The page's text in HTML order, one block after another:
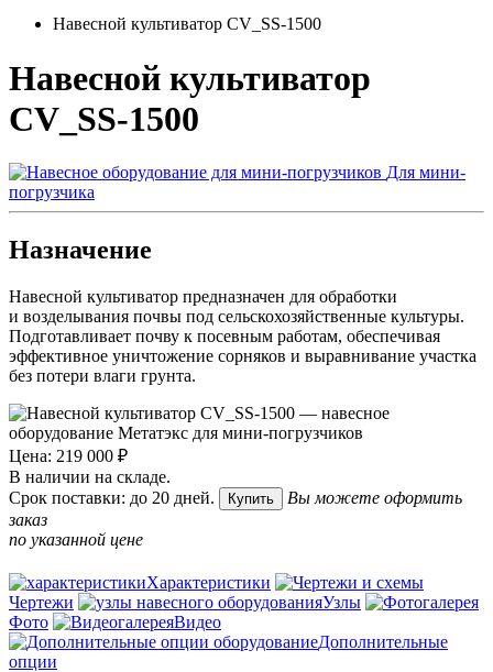
Навесной культиватор CV_SS-1500
Навесной культиватор
CV_SS-1500
Для мини-
погрузчика
Назначение
Навесной культиватор предназначен для обработки
и возделывания почвы под сельскохозяйственные культуры.
Подготавливает почву к посевным работам, обеспечивая
эффективное уничтожение сорняков и выравнивание участка
без потери влаги грунта.
Цена: 219 000 ₽
В наличии на складе.
Срок поставки: до 20 дней.
Купить
Вы можете оформить
заказ
по указанной цене
Характеристики
Чертежи
Узлы
Фото
Видео
Дополнительные
опции